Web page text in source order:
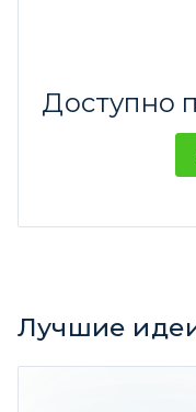
Доступно
Лучшие
Лучшая идея